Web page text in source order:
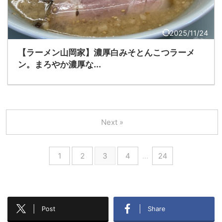
2025/11/24
【ラーメン山岡家】濃厚白みそとんこつラーメ
ン。まろやか濃厚な...
1 2 3 4 … 24
Next »
Post Share